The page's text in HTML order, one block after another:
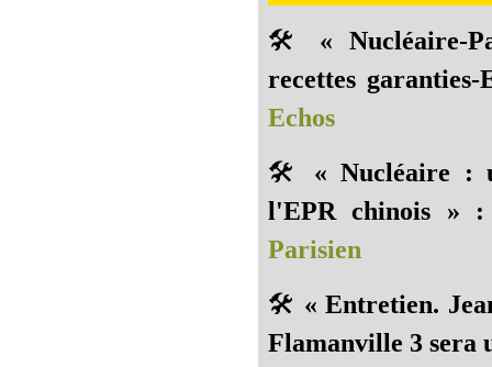
🛠️ « Nucléaire-
recettes
Echos
🛠️ « Nucléaire :
l'EPR chinois » :
Parisien
🛠️ « Entretien.
Flamanville 3 sera